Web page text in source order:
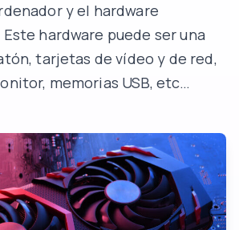
y el hardware
hardware puede ser una
tarjetas de vídeo y de red,
memorias USB, etc…